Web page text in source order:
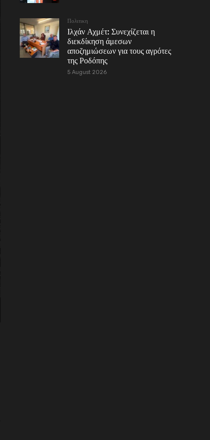
Πολιτικη
Ιλχάν Αχμέτ: Συνεχίζεται η
διεκδίκηση άμεσων
αποζημιώσεων για τους αγρότες
της Ροδόπης
5 August 2026